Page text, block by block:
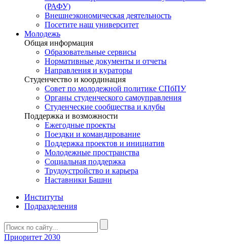
(РАФУ)
Внешнеэкономическая деятельность
Посетите наш университет
Молодежь
Общая информация
Образовательные сервисы
Нормативные документы и отчеты
Направления и кураторы
Студенчество и координация
Совет по молодежной политике СПбПУ
Органы студенческого самоуправления
Студенческие сообщества и клубы
Поддержка и возможности
Ежегодные проекты
Поездки и командирование
Поддержка проектов и инициатив
Молодежные пространства
Социальная поддержка
Трудоустройство и карьера
Наставники Башни
Институты
Подразделения
Приоритет 2030